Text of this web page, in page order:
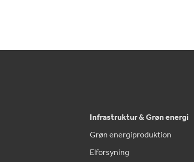
Infrastruktur & Grøn energi
Grøn energiproduktion
Elforsyning